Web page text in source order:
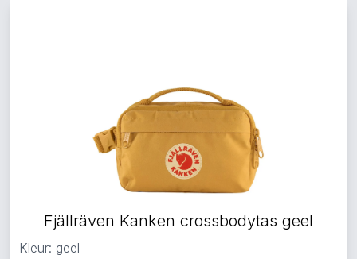
Fjällräven Kanken crossbodytas geel
Kleur: geel